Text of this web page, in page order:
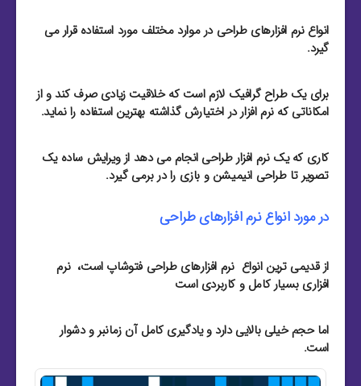
انواع نرم افزارهای طراحی در موارد مختلف مورد استفاده قرار می
گیرد.
برای یک طراح گرافیک لازم است که خلاقیت زیادی صرف کند و از
امکاناتی که نرم افزار در اختیارش گذاشته بهترین استفاده را نماید.
کاری که یک نرم افزار طراحی انجام می دهد از ویرایش ساده یک
تصویر تا طراحی انیمیشن و بازی را در برمی گیرد.
در مورد انواع نرم افزارهای طراحی
از قدیمی ترین انواع نرم افزارهای طراحی فتوشاپ است، نرم
افزاری بسیار کامل و کاربردی است
اما حجم خیلی بالایی دارد و یادگیری کامل آن زمانبر و دشوار
است.